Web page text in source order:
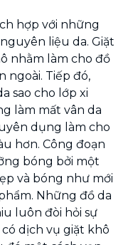
hợp với những
liệu da. Giặt
nhằm làm cho đồ
ngoài. Tiếp đó,
sao cho lớp xi
làm mất vân da
dụng làm cho
hơn. Công đoạn
bóng bởi một
và bóng như mới
Những đồ da
luôn đòi hỏi sự
có dịch vụ giặt khô